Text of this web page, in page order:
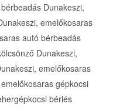
Dunakeszi,
emelőkosaras
autó bérbeadás
Dunakeszi,
emelőkosaras
gépkocsi
bérlés